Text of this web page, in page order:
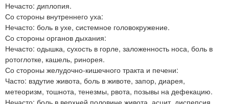
Нечасто: диплопия.
Со стороны внутреннего уха:
Нечасто: боль в ухе, системное головокружение.
Со стороны органов дыхания:
Нечасто: одышка, сухость в горле, заложенность носа, боль в
ротоглотке, кашель, ринорея.
Со стороны желудочно-кишечного тракта и печени:
Часто: вздутие живота, боль в животе, запор, диарея,
метеоризм, тошнота, тенезмы, рвота, позывы на дефекацию.
Нечасто: боль в верхней половине живота, асцит, диспепсия,